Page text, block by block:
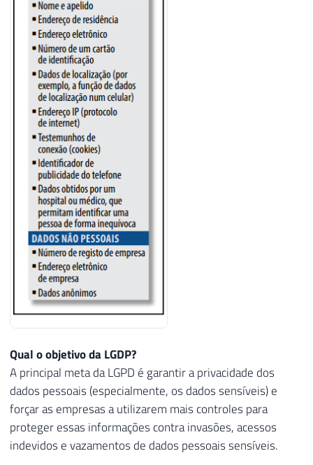
Qual o objetivo da LGDP?
A principal meta da LGPD é garantir a privacidade dos
dados pessoais (especialmente, os dados sensíveis) e
forçar as empresas a utilizarem mais controles para
proteger essas informações contra invasões, acessos
indevidos e vazamentos de dados pessoais sensíveis.